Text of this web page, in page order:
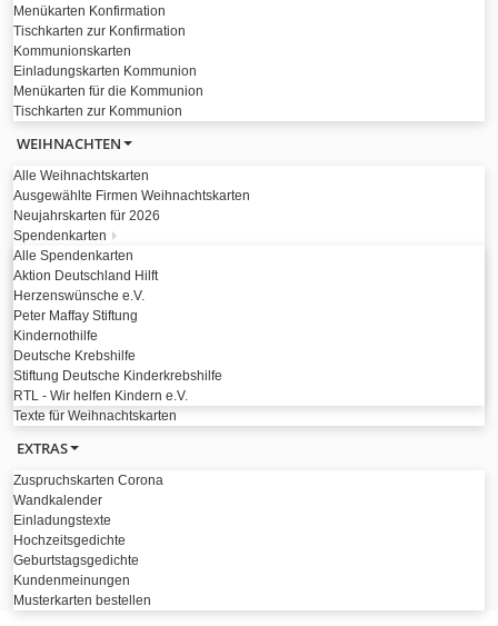
Menükarten Konfirmation
Tischkarten zur Konfirmation
Kommunionskarten
Einladungskarten Kommunion
Menükarten für die Kommunion
Tischkarten zur Kommunion
WEIHNACHTEN
Alle Weihnachtskarten
Ausgewählte Firmen Weihnachtskarten
Neujahrskarten für 2026
Spendenkarten
Alle Spendenkarten
Aktion Deutschland Hilft
Herzenswünsche e.V.
Peter Maffay Stiftung
Kindernothilfe
Deutsche Krebshilfe
Stiftung Deutsche Kinderkrebshilfe
RTL - Wir helfen Kindern e.V.
Texte für Weihnachtskarten
EXTRAS
Zuspruchskarten Corona
Wandkalender
Einladungstexte
Hochzeitsgedichte
Geburtstagsgedichte
Kundenmeinungen
Musterkarten bestellen